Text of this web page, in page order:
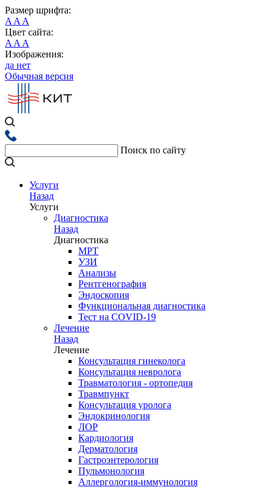
Размер шрифта:
A A A
Цвет сайта:
A A A
Изображения:
да нет
Обычная версия
Поиск по сайту
Услуги
Назад
Услуги
Диагностика
Назад
Диагностика
МРТ
УЗИ
Анализы
Рентгенография
Эндоскопия
Функциональная диагностика
Тест на COVID-19
Лечение
Назад
Лечение
Консультация гинеколога
Консультация невролога
Травматология - ортопедия
Травмпункт
Консультация уролога
Эндокринология
ЛОР
Кардиология
Дерматология
Гастроэнтерология
Пульмонология
Аллергология-иммунология